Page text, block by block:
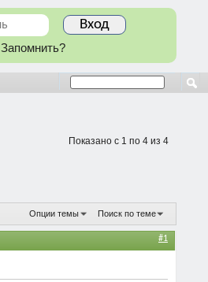
Запомнить?
Показано с 1 по 4 из 4
Опции темы Поиск по теме
#1